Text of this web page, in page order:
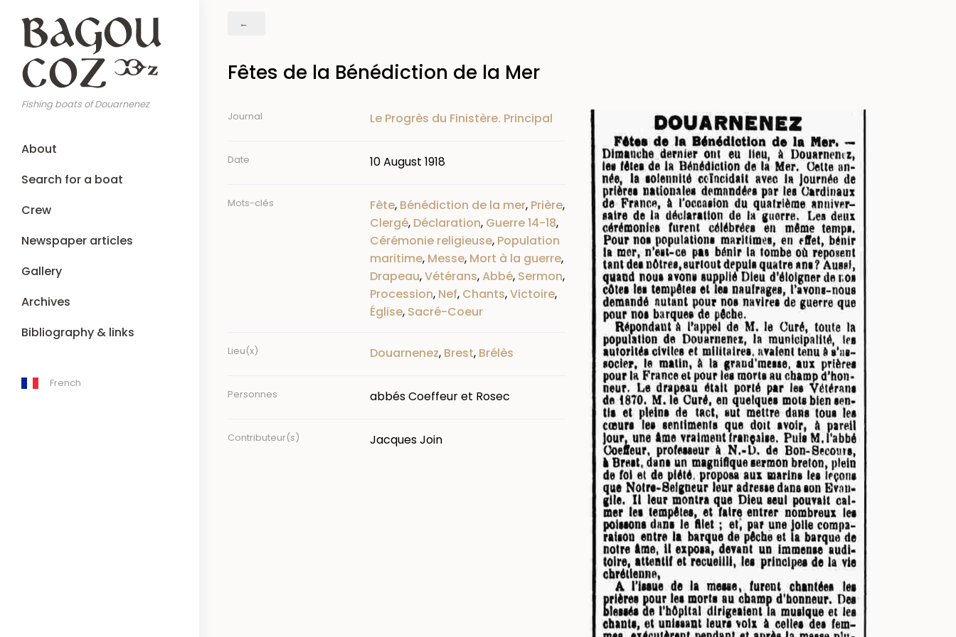
main
content
Fishing boats of Douarnenez
MainAbout
Search for a boat
Crew
Newspaper articles
Gallery
Archives
Bibliography & links
French
Breadcrumb
Fêtes de la Bénédiction de la Mer
Journal Le Progrès du Finistère. Principal
Date 10 August 1918
Mots-clés Fête, Bénédiction de la mer, Prière,
Clergé, Déclaration, Guerre 14-18,
Cérémonie religieuse, Population
maritime, Messe, Mort à la guerre,
Drapeau,Vétérans,Abbé, Sermon,
Procession, Nef, Chants,Victoire,
Église, Sacré-Coeur
Lieu(x) Douarnenez, Brest, Brélès
Personnes abbés Coeffeur et Rosec
Contributeur(s) Jacques Join
Image